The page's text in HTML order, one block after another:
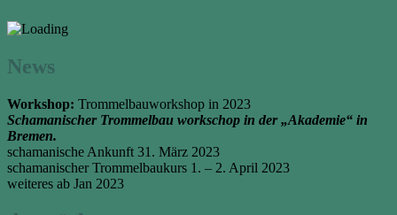
News
Workshop: Trommelbauworkshop in 2023
Schamanischer Trommelbau workschop in der „Akademie“ in
Bremen.
schamanische Ankunft 31. März 2023
schamanischer Trommelbaukurs 1. – 2. April 2023
weiteres ab Jan 2023